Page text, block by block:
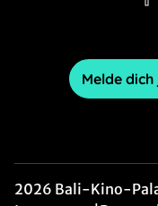
Melde
2026 Bali-Kino-